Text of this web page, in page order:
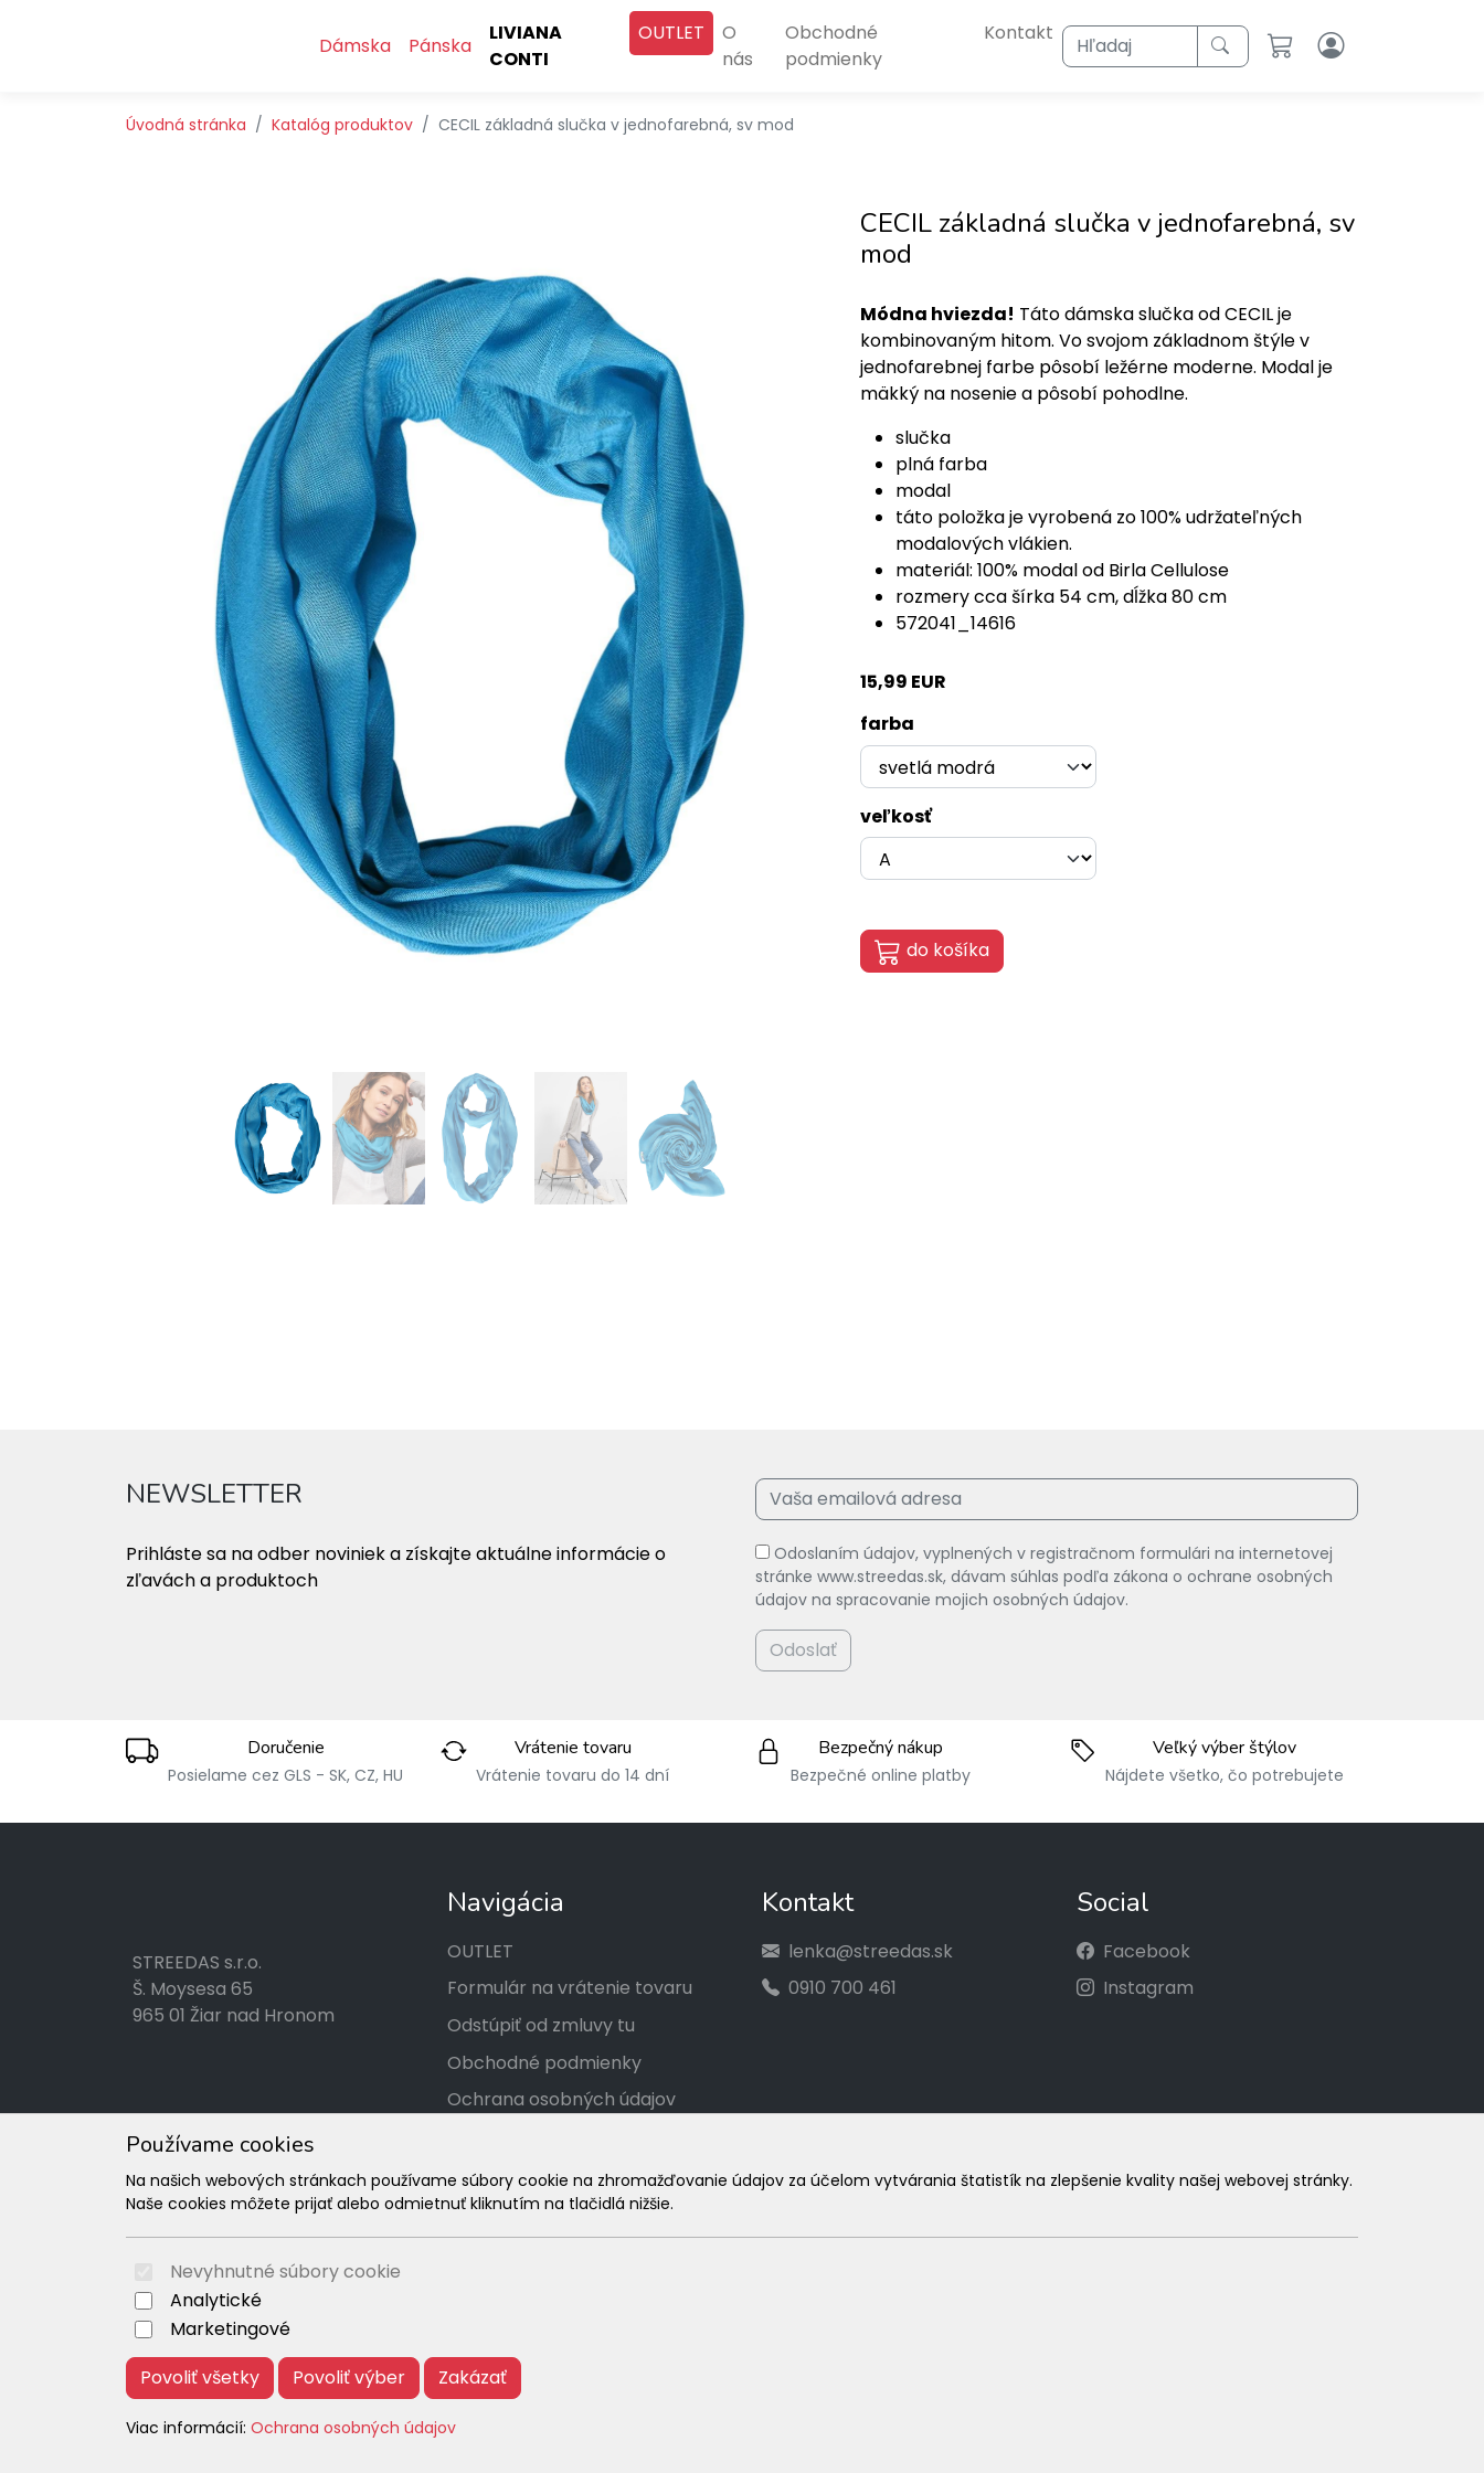
Dámska
Pánska
LIVIANA
CONTI
OUTLET
O
nás
Obchodné
podmienky
Kontakt Hľadaj
Úvodná stránka Katalóg produktov CECIL základná slučka v jednofarebná, sv mod
CECIL základná slučka v jednofarebná, sv
mod
Módna hviezda! Táto dámska slučka od CECIL je
kombinovaným hitom. Vo svojom základnom štýle v
jednofarebnej farbe pôsobí ležérne moderne. Modal je
mäkký na nosenie a pôsobí pohodlne.
slučka
plná farba
modal
táto položka je vyrobená zo 100% udržateľných
modalových vlákien.
materiál: 100% modal od Birla Cellulose
rozmery cca šírka 54 cm, dĺžka 80 cm
572041_14616
15,99 EUR
farba
veľkosť
do košíka
NEWSLETTER
Prihláste sa na odber noviniek a získajte aktuálne informácie o
zľavách a produktoch
Odoslaním údajov, vyplnených v registračnom formulári na internetovej
stránke www.streedas.sk, dávam súhlas podľa zákona o ochrane osobných
údajov na spracovanie mojich osobných údajov.
Odoslať
Doručenie
Posielame cez GLS - SK, CZ, HU
Vrátenie tovaru
Vrátenie tovaru do 14 dní
Bezpečný nákup
Bezpečné online platby
Veľký výber štýlov
Nájdete všetko, čo potrebujete
Používame cookies
Na našich webových stránkach používame súbory cookie na zhromažďovanie údajov za účelom vytvárania štatistík na zlepšenie kvality našej webovej stránky.
Naše cookies môžete prijať alebo odmietnuť kliknutím na tlačidlá nižšie.
Nevyhnutné súbory cookie
Analytické
Marketingové
Povoliť všetky
Povoliť výber Zakázať
Viac informácií: Ochrana osobných údajov
STREEDAS s.r.o.
Š. Moysesa 65
965 01 Žiar nad Hronom
Navigácia
OUTLET
Formulár na vrátenie tovaru
Odstúpiť od zmluvy tu
Obchodné podmienky
Ochrana osobných údajov
Tabuľka veľkostí
Reklamačný poriadok
Kontakt
lenka@streedas.sk
0910 700 461
Social
Facebook
Instagram